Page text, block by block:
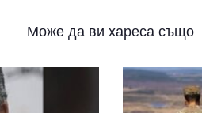
Може да ви хареса също